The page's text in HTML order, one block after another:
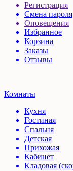
Регистрация
Смена пароля
Оповещения
Избранное
Корзина
Заказы
Отзывы
Комнаты
Кухня
Гостиная
Спальня
Детская
Прихожая
Кабинет
Кладовая